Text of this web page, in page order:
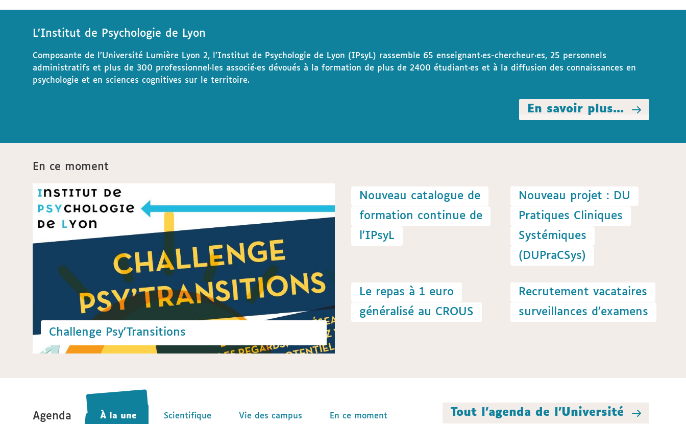
L’Institut de Psychologie de Lyon
Composante de l’Université Lumière Lyon 2, l’Institut de Psychologie de Lyon (IPsyL) rassemble 65 enseignant·es-chercheur·es, 25 personnels
administratifs et plus de 300 professionnel·les associé·es dévoués à la formation de plus de 2400 étudiant·es et à la diffusion des connaissances en
psychologie et en sciences cognitives sur le territoire.
En savoir plus...
En ce moment
Challenge Psy’Transitions
Nouveau catalogue de
formation continue de
l'IPsyL
Nouveau projet : DU
Pratiques Cliniques
Systémiques
(DUPraCSys)
Le repas à 1 euro
généralisé au CROUS
Recrutement vacataires
surveillances d’examens
Agenda À la une
À la une Scientifique
Scientifique Vie des campus
Vie des campus En ce moment
En ce moment Tout l'agenda de l'Université